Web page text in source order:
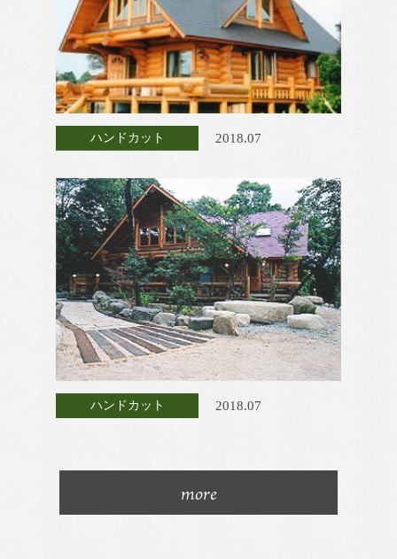
ハンドカット 2018.07
ハンドカット 2018.07
more